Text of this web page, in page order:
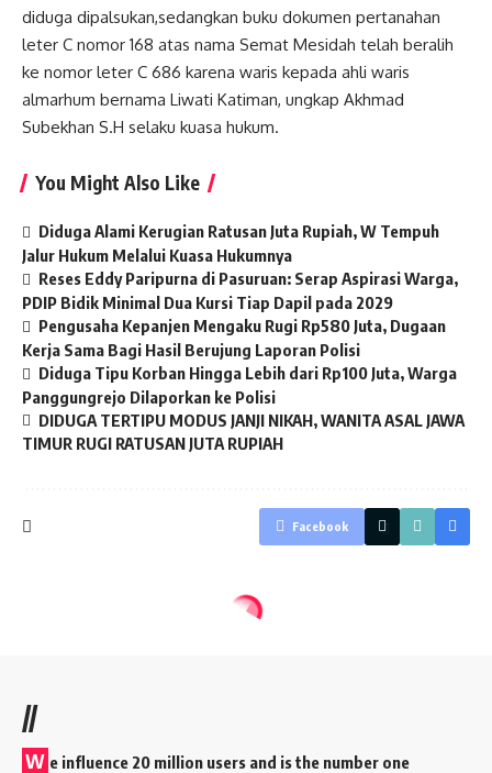
diduga dipalsukan,sedangkan buku dokumen pertanahan
leter C nomor 168 atas nama Semat Mesidah telah beralih
ke nomor leter C 686 karena waris kepada ahli waris
almarhum bernama Liwati Katiman, ungkap Akhmad
Subekhan S.H selaku kuasa hukum.
You Might Also Like
Diduga Alami Kerugian Ratusan Juta Rupiah, W Tempuh
Jalur Hukum Melalui Kuasa Hukumnya
Reses Eddy Paripurna di Pasuruan: Serap Aspirasi Warga,
PDIP Bidik Minimal Dua Kursi Tiap Dapil pada 2029
Pengusaha Kepanjen Mengaku Rugi Rp580 Juta, Dugaan
Kerja Sama Bagi Hasil Berujung Laporan Polisi
Diduga Tipu Korban Hingga Lebih dari Rp100 Juta, Warga
Panggungrejo Dilaporkan ke Polisi
DIDUGA TERTIPU MODUS JANJI NIKAH, WANITA ASAL JAWA
TIMUR RUGI RATUSAN JUTA RUPIAH
Facebook
//
W e influence 20 million users and is the number one